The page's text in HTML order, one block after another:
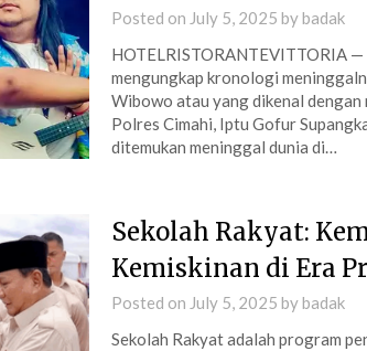
Posted on July 5, 2025 bybadak
HOTELRISTORANTEVITTORIA —
mengungkap kronologi
Wibowo atau yang dikenal dengan
Polres Cimahi, Iptu Gofur
ditemukan meninggal dunia di…
Sekolah Rakyat:
Kemiskinan di Era
Posted on July 5, 2025 bybadak
Sekolah Rakyat adalah program